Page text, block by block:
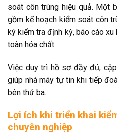
soát côn trùng hiệu quả. Một
gồm kế hoạch kiểm soát côn
ký kiểm tra định kỳ, báo cáo
toàn hóa chất.
Việc duy trì hồ sơ đầy đủ,
giúp nhà máy tự tin khi tiếp
bên thứ ba.
Lợi ích khi triển khai
chuyên nghiệp